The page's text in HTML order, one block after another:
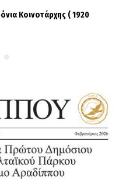
Κοινοτάρχης ( 1920